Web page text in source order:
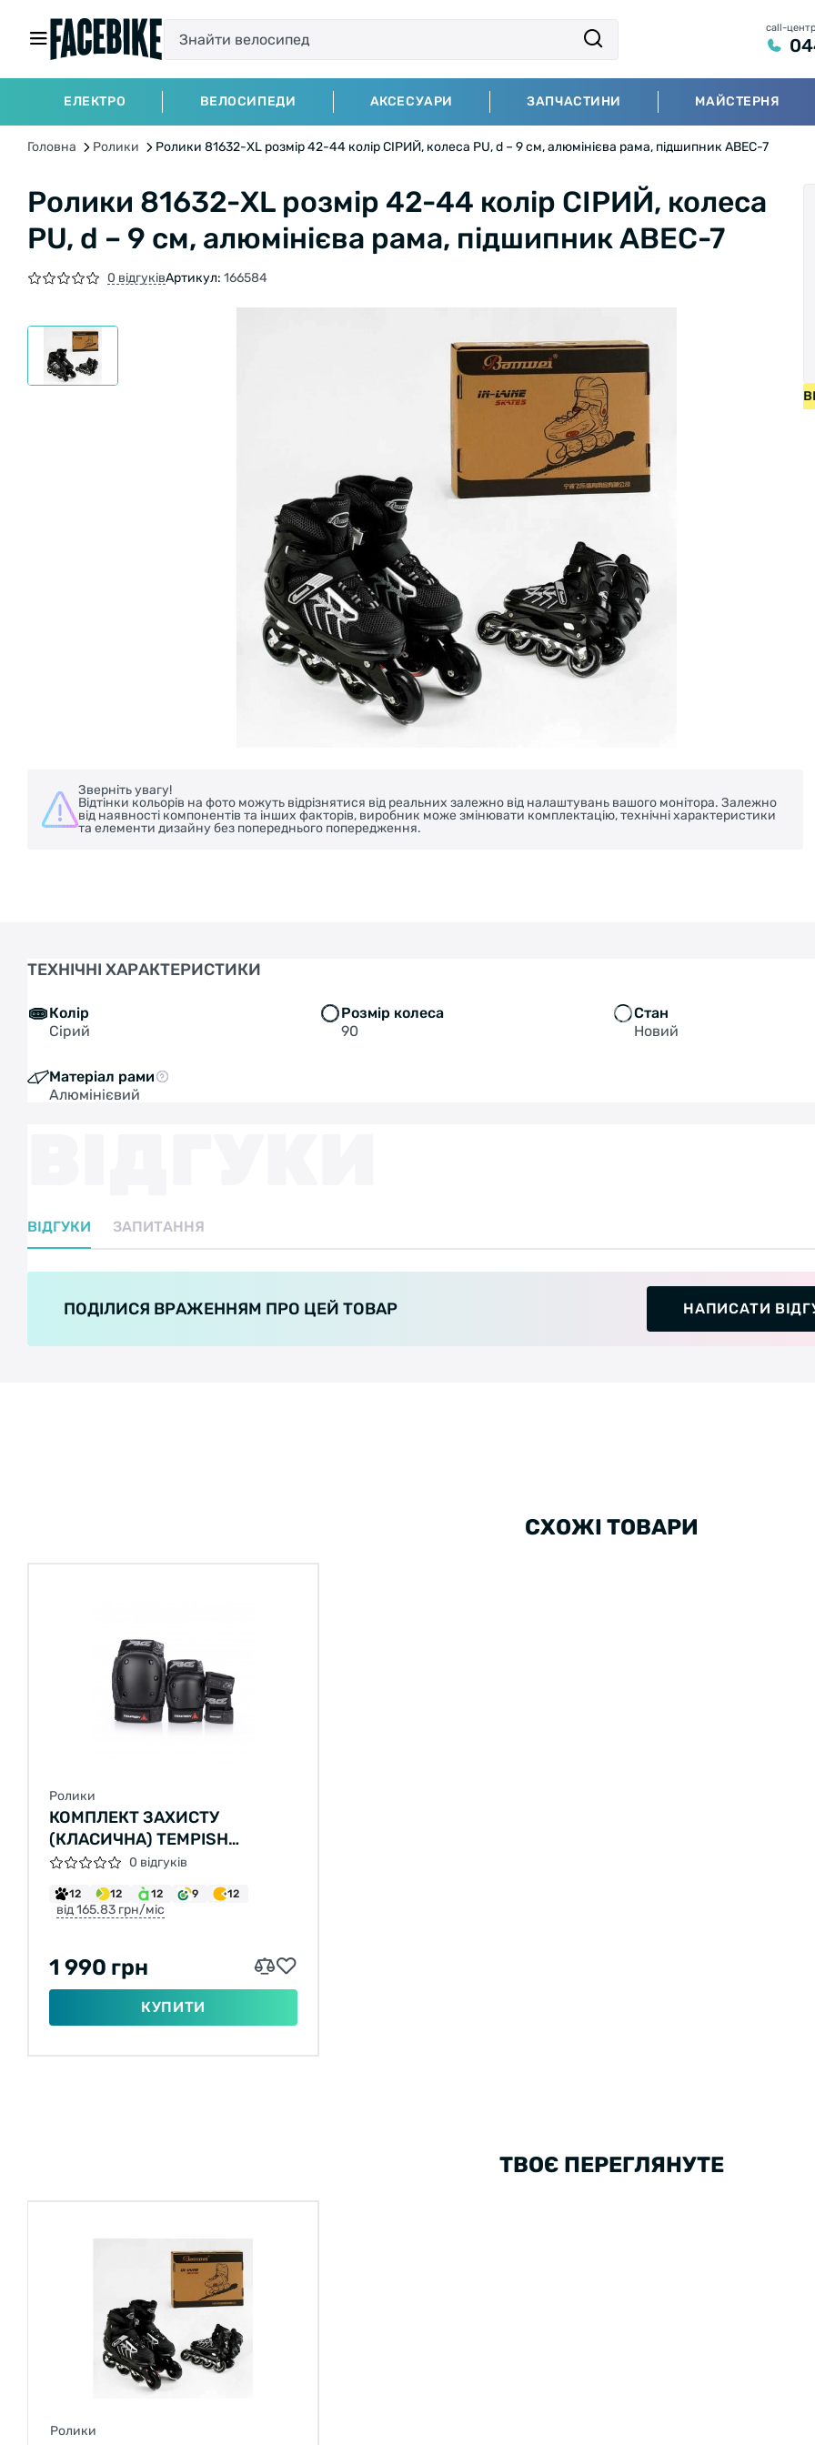
call-
ЕЛЕКТРО ВЕЛОСИПЕДИ АКСЕСУАРИ ЗАПЧАСТИНИ МАЙСТЕРНЯ
Головна Ролики Ролики 81632-XL розмір 42-44 колір СІРИЙ, колеса PU, d – 9 см, алюмінієва рама, підшипник ABEC-7
Ролики 81632-XL розмір 42-44 колір СІРИЙ, колеса
PU, d – 9 см, алюмінієва рама, підшипник ABEC-7
0 відгуківАртикул: 166584
Зверніть увагу!
Відтінки кольорів на фото можуть відрізнятися від реальних залежно від налаштувань вашого монітора. Залежно
від наявності компонентів та інших факторів, виробник може змінювати комплектацію, технічні характеристики
та елементи дизайну без попереднього попередження.
БЕЗКОШТОВНА ДОСТАВКА НА ВЕЛОСИПЕДИ ВІД 2000 ГРН • БЕЗКОШТОВНА ДОСТАВКА НА
ТЕХНІЧНІ ХАРАКТЕРИСТИКИ
Колір
Сірий
Розмір колеса
90
Стан
Новий
Матеріал рами
Алюмінієвий
ВІДГУКИ ЗАПИТАННЯ
ПОДІЛИСЯ ВРАЖЕННЯМ ПРО ЦЕЙ ТОВАР НАПИСАТИ
СХОЖІ ТОВАРИ
Ролики
КОМПЛЕКТ ЗАХИСТУ
(КЛАСИЧНА) TEMPISH
RIMZ/XL
0 відгуків
12 12 12 9 12
від 165.83 грн/міс
1 990 грн
КУПИТИ
ТВОЄ ПЕРЕГЛЯНУТЕ
Ролики